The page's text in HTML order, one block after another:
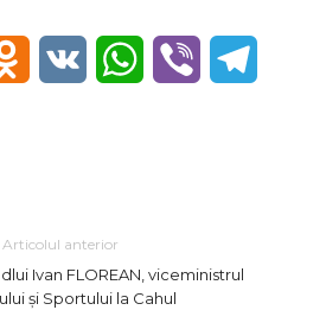
Odnoklassniki
VK WhatsApp
Viber
Articolul anterior
Ivan FLOREAN, viceministrul
și Sportului la Cahul